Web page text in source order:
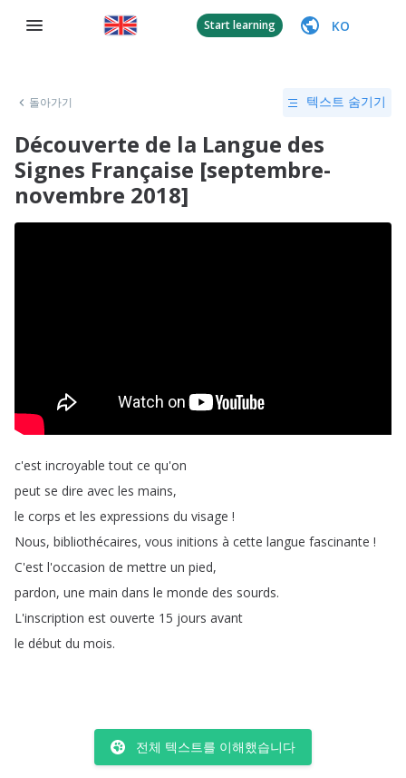
Start learning KO
돌아가기 텍스트 숨기기
Découverte de la Langue des
Signes Française [septembre-
novembre 2018]
c'est incroyable tout ce qu'on
peut se dire avec les mains,
le corps et les expressions du visage !
Nous, bibliothécaires, vous initions à cette langue fascinante !
C'est l'occasion de mettre un pied,
pardon, une main dans le monde des sourds.
L'inscription est ouverte 15 jours avant
le début du mois.
전체 텍스트를 이해했습니다